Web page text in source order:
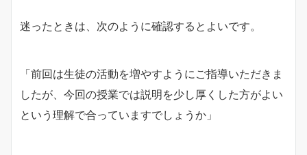
迷ったときは、次のように確認するとよいです。
「前回は生徒の活動を増やすようにご指導いただきま
したが、今回の授業では説明を少し厚くした方がよい
という理解で合っていますでしょうか」